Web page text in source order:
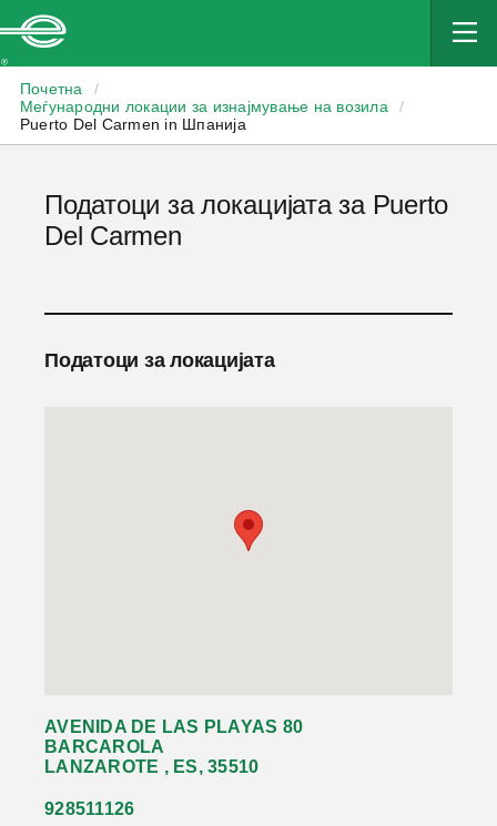
Почетна
/
Меѓународни локации за изнајмување на возила
/
Puerto Del Carmen in Шпанија
Податоци за локацијата за Puerto
Del Carmen
Податоци за локацијата
AVENIDA DE LAS PLAYAS 80
BARCAROLA
LANZAROTE , ES, 35510
928511126